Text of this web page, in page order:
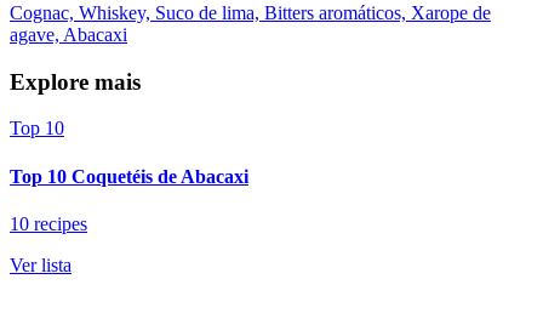
Cognac, Whiskey, Suco de lima, Bitters aromáticos, Xarope de
agave, Abacaxi
Explore mais
Top 10
Top 10 Coquetéis de Abacaxi
10 recipes
Ver lista